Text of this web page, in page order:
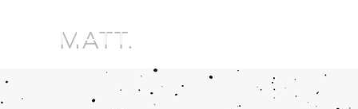
MATT.